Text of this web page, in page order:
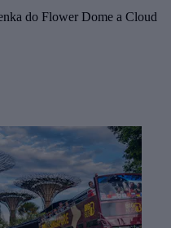
do Flower Dome a Cloud